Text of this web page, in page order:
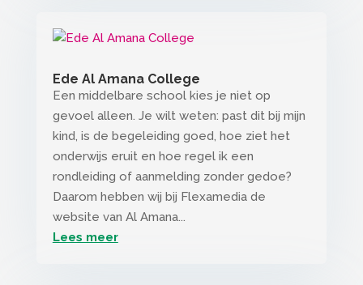
Ede Al Amana College
Een middelbare school kies je niet op
gevoel alleen. Je wilt weten: past dit bij mijn
kind, is de begeleiding goed, hoe ziet het
onderwijs eruit en hoe regel ik een
rondleiding of aanmelding zonder gedoe?
Daarom hebben wij bij Flexamedia de
website van Al Amana...
Lees meer